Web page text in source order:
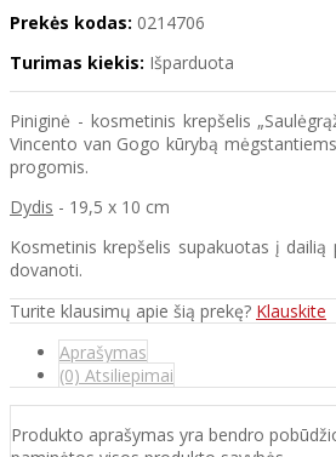
Prekės kodas: 0214706
Turimas kiekis: Išparduota
Piniginė - kosmetinis krepšelis
Vincento van Gogo kūrybą
progomis.
Dydis - 19,5 x 10 cm
Kosmetinis krepšelis supakuotas į
dovanoti.
Turite klausimų apie šią prekę? Klauskite
Aprašymas
(0) Atsiliepimai
Produkto aprašymas yra bendro